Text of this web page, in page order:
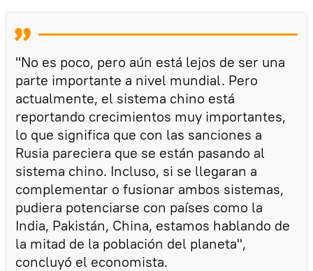
"No es poco, pero aún está lejos de ser una
parte importante a nivel mundial. Pero
actualmente, el sistema chino está
reportando crecimientos muy importantes,
lo que significa que con las sanciones a
Rusia pareciera que se están pasando al
sistema chino. Incluso, si se llegaran a
complementar o fusionar ambos sistemas,
pudiera potenciarse con países como la
India, Pakistán, China, estamos hablando de
la mitad de la población del planeta",
concluyó el economista.